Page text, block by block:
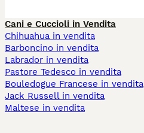
Cani e Cuccioli in Vendita
Chihuahua in vendita
Barboncino in vendita
Labrador in vendita
Pastore Tedesco in vendita
Bouledogue Francese in vendita
Jack Russell in vendita
Maltese in vendita